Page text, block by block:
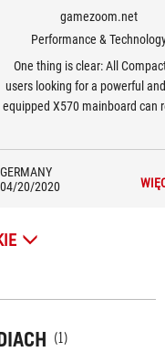
gamezoom.net
Performance &
One thing is clear: All
users looking for a powerful
equipped X570 mainboard can
addition to the very good
and lavish equipment, the
workmanship and
the well thought-out layout
GERMANY
04/20/2020
(1)